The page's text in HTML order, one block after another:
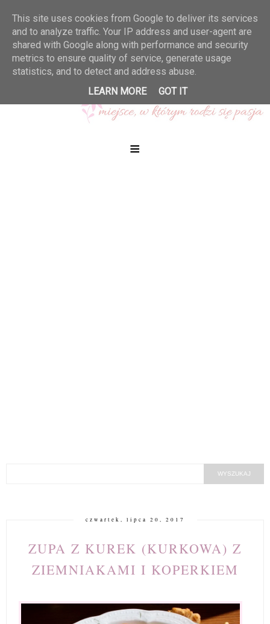
≡
czwartek, lipca 20, 2017
ZUPA Z KUREK (KURKOWA) Z
ZIEMNIAKAMI I KOPERKIEM
This site uses cookies from Google to deliver its services
and to analyze traffic. Your IP address and user-agent are
shared with Google along with performance and security
metrics to ensure quality of service, generate usage
statistics, and to detect and address abuse.
LEARN MORE
GOT IT